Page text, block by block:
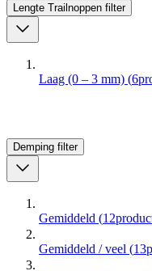
Lengte Trailnoppen filter
Laag (0 – 3 mm) (6
Demping filter
Gemiddeld (12
Gemiddeld / veel (13